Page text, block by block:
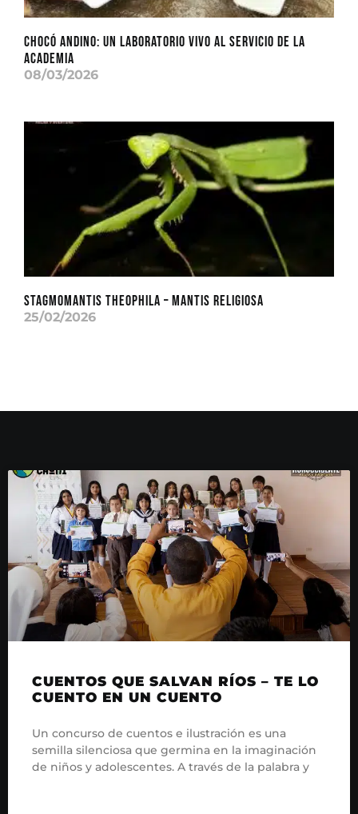
CHOCÓ ANDINO: Un laboratorio vivo al servicio de la
academia
08/03/2026
Stagmomantis theophila – Mantis Religiosa
25/02/2026
CUENTOS QUE SALVAN RÍOS – TE LO
CUENTO EN UN CUENTO
Un concurso de cuentos e ilustración es una
semilla silenciosa que germina en la imaginación
de niños y adolescentes. A través de la palabra y